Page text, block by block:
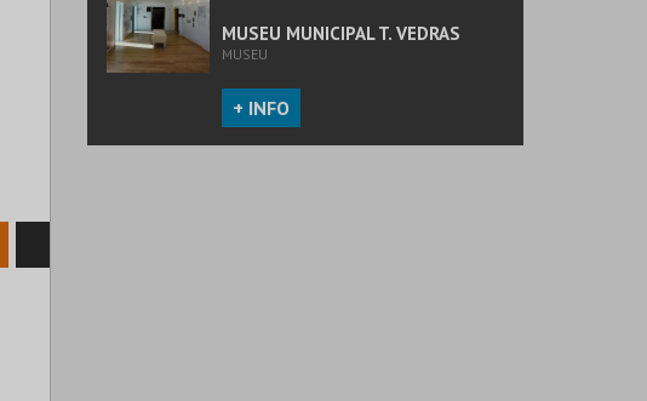
MUSEU MUNICIPAL T. VEDRAS
MUSEU
+ INFO